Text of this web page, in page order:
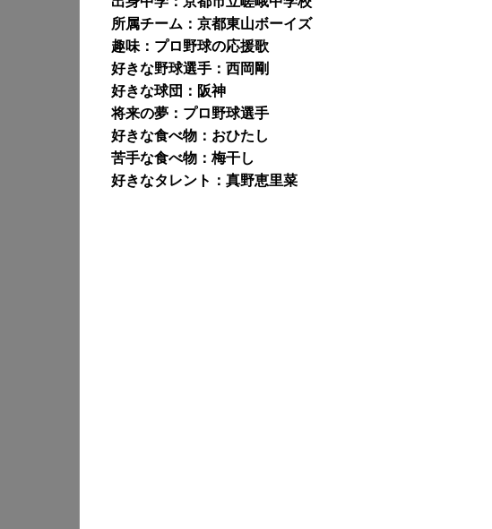
所属チーム：京都東山ボーイズ
趣味：プロ野球の応援歌
好きな野球選手：西岡剛
好きな球団：阪神
将来の夢：プロ野球選手
好きな食べ物：おひたし
苦手な食べ物：梅干し
好きなタレント：真野恵里菜